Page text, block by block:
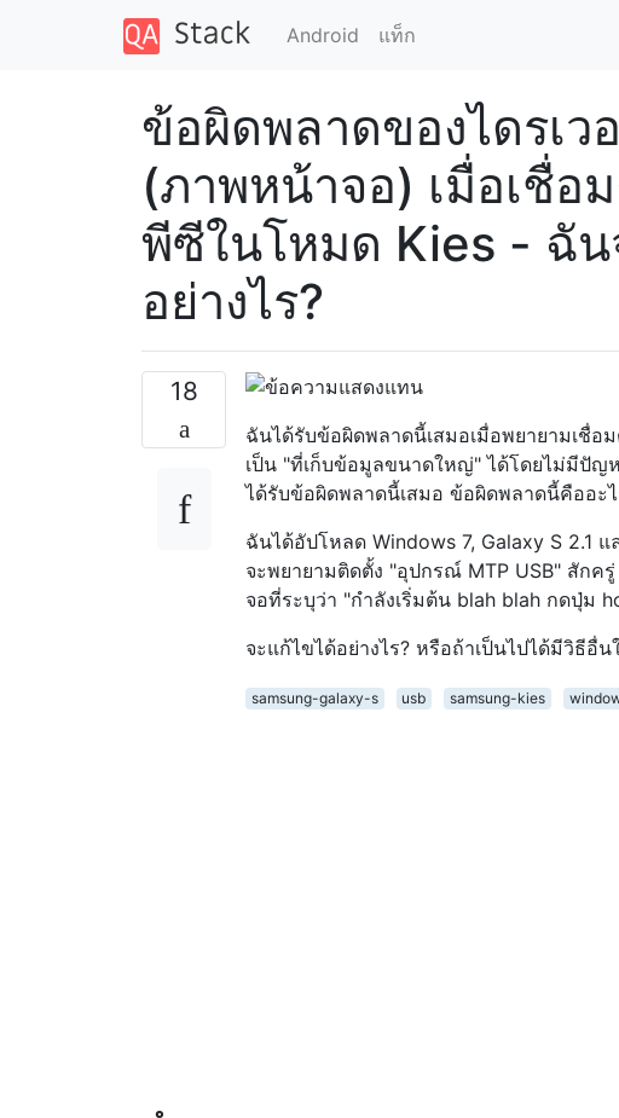
Android แท็ก
ข้อผิดพลาดของไดรเว
(ภาพหน้าจอ) เมื่อเชื่อ
พีซีในโหมด Kies - ฉั
อย่างไร?
18
ฉันได้รับข้อผิดพลาดนี้เสมอเมื่อพยายามเชื่
เป็น "ที่เก็บข้อมูลขนาดใหญ่" ได้โดยไม่มีปั
ได้รับข้อผิดพลาดนี้เสมอ ข้อผิดพลาดนี้คืออะ
ฉันได้อัปโหลด Windows 7, Galaxy S 2.1
จะพยายามติดตั้ง "อุปกรณ์ MTP USB" สัก
จอที่ระบุว่า "กำลังเริ่มต้น blah blah กดปุ่ม
จะแก้ไขได้อย่างไร? หรือถ้าเป็นไปได้มีวิธีอื่
samsung-galaxy-s usb samsung-kies